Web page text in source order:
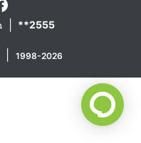
**2555
1998-2026